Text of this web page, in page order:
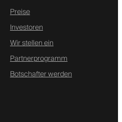
Preise
Investoren
Wir stellen ein
Partnerprogramm
Botschafter werden